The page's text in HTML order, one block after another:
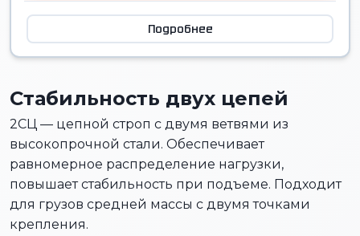
Подробнее
Стабильность двух цепей
2СЦ — цепной строп с двумя ветвями из
высокопрочной стали. Обеспечивает
равномерное распределение нагрузки,
повышает стабильность при подъеме. Подходит
для грузов средней массы с двумя точками
крепления.